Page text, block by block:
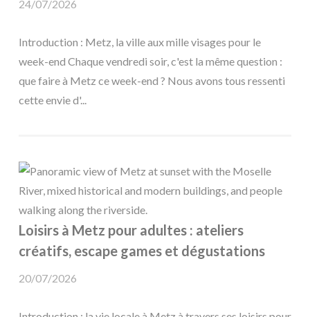
24/07/2026
Introduction : Metz, la ville aux mille visages pour le
week-end Chaque vendredi soir, c'est la même question :
que faire à Metz ce week-end ? Nous avons tous ressenti
cette envie d'...
Loisirs à Metz pour adultes : ateliers
créatifs, escape games et dégustations
20/07/2026